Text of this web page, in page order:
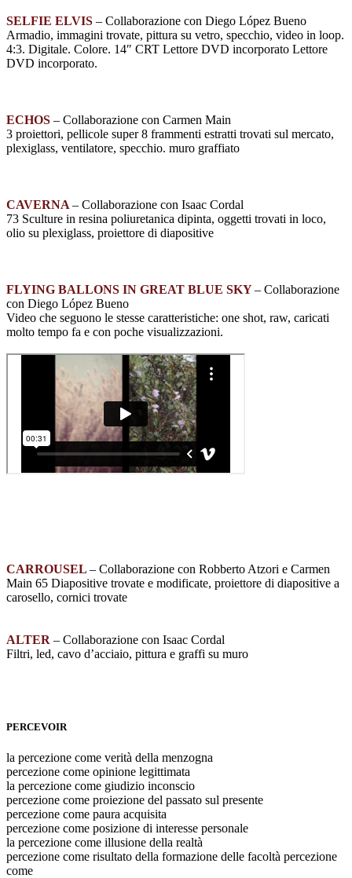
SELFIE ELVIS – Collaborazione con Diego López Bueno
Armadio, immagini trovate, pittura su vetro, specchio, video in loop.
4:3. Digitale. Colore. 14″ CRT Lettore DVD incorporato Lettore
DVD incorporato.
ECHOS – Collaborazione con Carmen Main
3 proiettori, pellicole super 8 frammenti estratti trovati sul mercato,
plexiglass, ventilatore, specchio. muro graffiato
CAVERNA – Collaborazione con Isaac Cordal
73 Sculture in resina poliuretanica dipinta, oggetti trovati in loco,
olio su plexiglass, proiettore di diapositive
FLYING BALLONS IN GREAT BLUE SKY– Collaborazione
con Diego López Bueno
Video che seguono le stesse caratteristiche: one shot, raw, caricati
molto tempo fa e con poche visualizzazioni.
CARROUSEL – Collaborazione con Robberto Atzori e Carmen
Main 65 Diapositive trovate e modificate, proiettore di diapositive a
carosello, cornici trovate
ALTER – Collaborazione con Isaac Cordal
Filtri, led, cavo d’acciaio, pittura e graffi su muro
PERCEVOIR
la percezione come verità della menzogna
percezione come opinione legittimata
la percezione come giudizio inconscio
percezione come proiezione del passato sul presente
percezione come paura acquisita
percezione come posizione di interesse personale
la percezione come illusione della realtà
percezione come risultato della formazione delle facoltà percezione
come